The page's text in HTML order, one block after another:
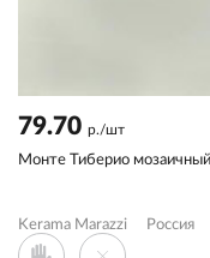
79.70 р./шт
Монте Тиберио
Kerama Marazzi Россия